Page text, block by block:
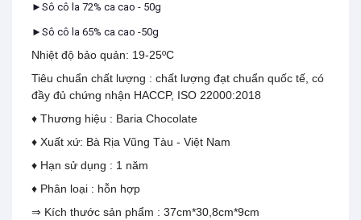
►Sô cô la 72% ca cao - 50g
►Sô cô la 65% ca cao -50g
Nhiệt độ bảo quản: 19-25ºC
Tiêu chuẩn chất lượng : chất lượng đạt chuẩn quốc tế, có
đầy đủ chứng nhận HACCP, ISO 22000:2018
♦ Thương hiệu : Baria Chocolate
♦ Xuất xứ: Bà Rịa Vũng Tàu - Việt Nam
♦ Hạn sử dụng : 1 năm
♦ Phân loại : hỗn hợp
⇒ Kích thước sản phẩm : 37cm*30,8cm*9cm